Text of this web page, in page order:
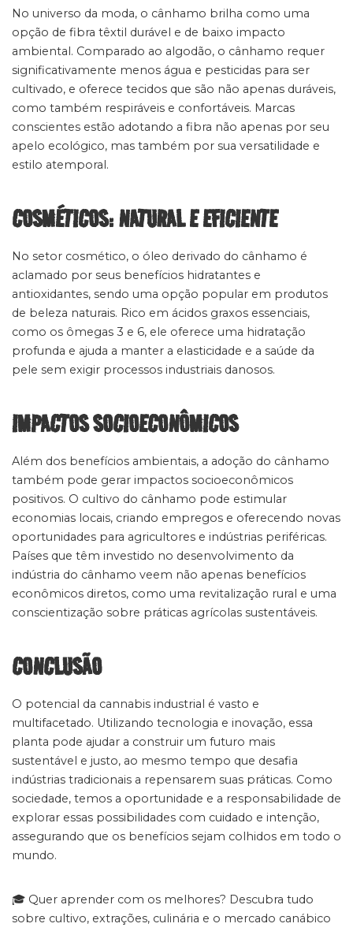
No universo da moda, o cânhamo brilha como uma
opção de fibra têxtil durável e de baixo impacto
ambiental. Comparado ao algodão, o cânhamo requer
significativamente menos água e pesticidas para ser
cultivado, e oferece tecidos que são não apenas duráveis,
como também respiráveis e confortáveis. Marcas
conscientes estão adotando a fibra não apenas por seu
apelo ecológico, mas também por sua versatilidade e
estilo atemporal.
COSMÉTICOS: NATURAL E EFICIENTE
No setor cosmético, o óleo derivado do cânhamo é
aclamado por seus benefícios hidratantes e
antioxidantes, sendo uma opção popular em produtos
de beleza naturais. Rico em ácidos graxos essenciais,
como os ômegas 3 e 6, ele oferece uma hidratação
profunda e ajuda a manter a elasticidade e a saúde da
pele sem exigir processos industriais danosos.
IMPACTOS SOCIOECONÔMICOS
Além dos benefícios ambientais, a adoção do cânhamo
também pode gerar impactos socioeconômicos
positivos. O cultivo do cânhamo pode estimular
economias locais, criando empregos e oferecendo novas
oportunidades para agricultores e indústrias periféricas.
Países que têm investido no desenvolvimento da
indústria do cânhamo veem não apenas benefícios
econômicos diretos, como uma revitalização rural e uma
conscientização sobre práticas agrícolas sustentáveis.
CONCLUSÃO
O potencial da cannabis industrial é vasto e
multifacetado. Utilizando tecnologia e inovação, essa
planta pode ajudar a construir um futuro mais
sustentável e justo, ao mesmo tempo que desafia
indústrias tradicionais a repensarem suas práticas. Como
sociedade, temos a oportunidade e a responsabilidade de
explorar essas possibilidades com cuidado e intenção,
assegurando que os benefícios sejam colhidos em todo o
mundo.
🎓 Quer aprender com os melhores? Descubra tudo
sobre cultivo, extrações, culinária e o mercado canábico